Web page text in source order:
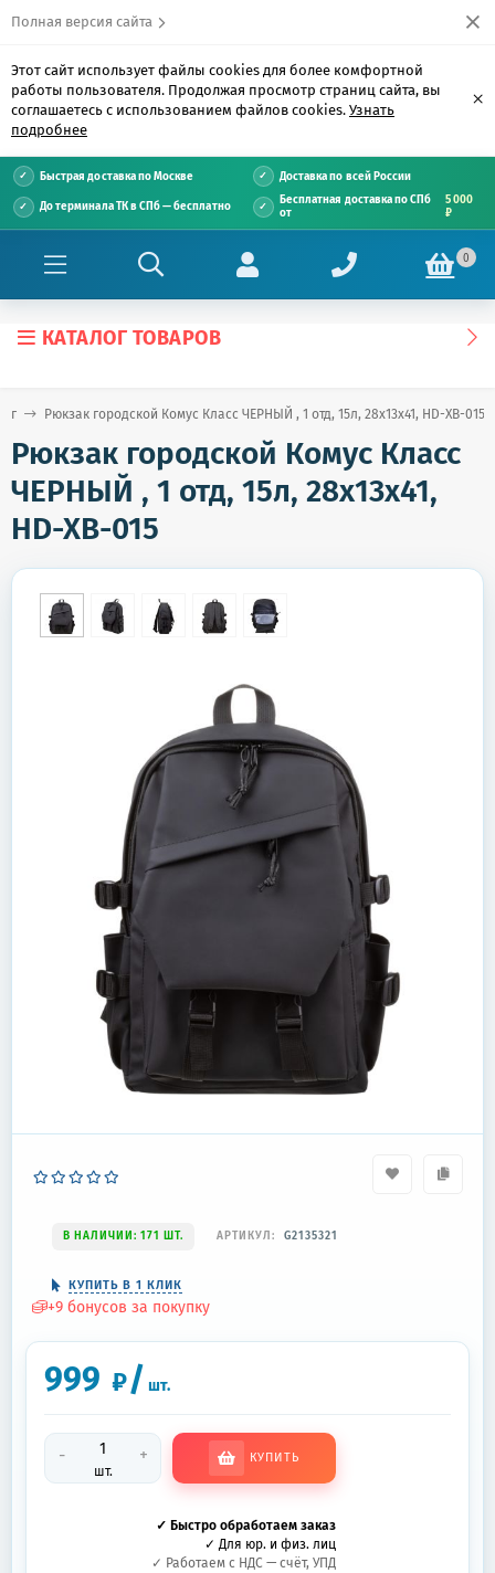
Полная версия сайта
Этот сайт использует файлы cookies для более комфортной
работы пользователя. Продолжая просмотр страниц сайта, вы
соглашаетесь с использованием файлов cookies. Узнать
подробнее
×
Быстрая доставка по Москве Доставка по всей России
До терминала ТК в СПб — бесплатно
Бесплатная доставка по СПб
от
5 000
₽
0
КАТАЛОГ ТОВАРОВ
Рюкзак городской Комус Класс ЧЕРНЫЙ , 1 отд, 15л, 28x13x41, HD-XB-015
Рюкзак городской Комус Класс
ЧЕРНЫЙ , 1 отд, 15л, 28x13x41,
HD-XB-015
В НАЛИЧИИ: 171 ШТ. АРТИКУЛ: G2135321
КУПИТЬ В 1 КЛИК
+9 бонусов за покупку
999 ₽/ шт.
-
шт.
+ КУПИТЬ
✓ Быстро обработаем заказ
✓ Для юр. и физ. лиц
✓ Работаем с НДС — счёт, УПД